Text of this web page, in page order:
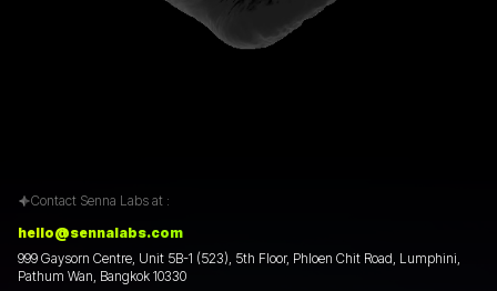
Contact Senna Labs at :
hello@sennalabs.com
999 Gaysorn Centre, Unit 5B-1 (523), 5th Floor, Phloen Chit Road, Lumphini,
Pathum Wan, Bangkok 10330